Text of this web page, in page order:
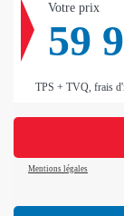
Votre prix
59
TPS + TVQ, frais
Mentions légales